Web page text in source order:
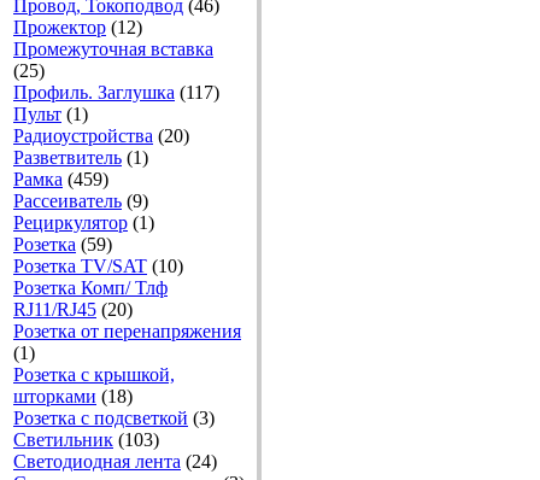
Провод, Токоподвод (46)
Прожектор (12)
Промежуточная вставка
(25)
Профиль. Заглушка (117)
Пульт (1)
Радиоустройства (20)
Разветвитель (1)
Рамка (459)
Рассеиватель (9)
Рециркулятор (1)
Розетка (59)
Розетка TV/SAT (10)
Розетка Комп/ Тлф
RJ11/RJ45 (20)
Розетка от перенапряжения
(1)
Розетка с крышкой,
шторками (18)
Розетка с подсветкой (3)
Светильник (103)
Светодиодная лента (24)